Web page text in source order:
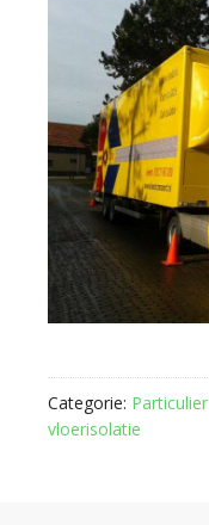
Categorie: Particulier
vloerisolatie